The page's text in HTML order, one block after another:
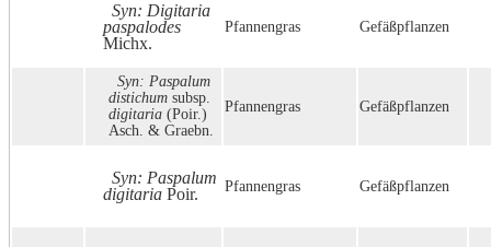
Syn: Digitaria
paspalodes
Michx.
Pfannengras Gefäßpflanzen
Syn: Paspalum
distichum subsp.
digitaria (Poir.)
Asch. & Graebn.
Pfannengras Gefäßpflanzen
Syn: Paspalum
digitaria Poir. Pfannengras Gefäßpflanzen